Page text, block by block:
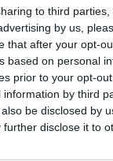
to third
by us,
that after your opt-
based on personal
prior to your opt-
by third
be disclosed by
further disclose it to